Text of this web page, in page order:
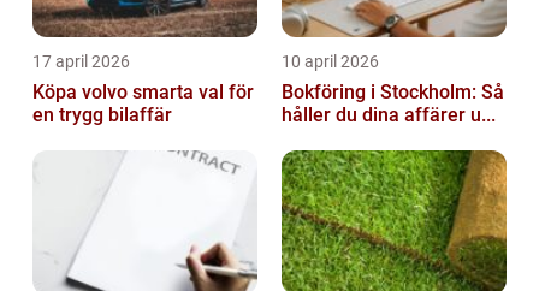
17 april 2026
Köpa volvo smarta val för
en trygg bilaffär
10 april 2026
Bokföring i Stockholm: Så
håller du dina affärer u...